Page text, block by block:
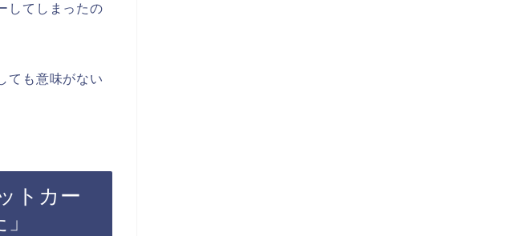
してしまったの
ても意味がない
トカー